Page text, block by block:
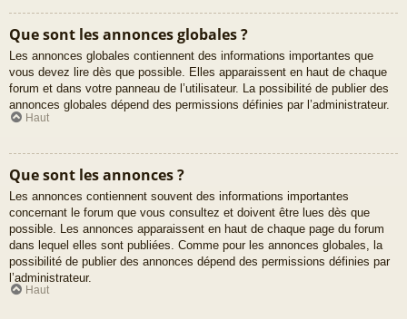
Que sont les annonces globales ?
Les annonces globales contiennent des informations importantes que
vous devez lire dès que possible. Elles apparaissent en haut de chaque
forum et dans votre panneau de l’utilisateur. La possibilité de publier des
annonces globales dépend des permissions définies par l’administrateur.
Haut
Que sont les annonces ?
Les annonces contiennent souvent des informations importantes
concernant le forum que vous consultez et doivent être lues dès que
possible. Les annonces apparaissent en haut de chaque page du forum
dans lequel elles sont publiées. Comme pour les annonces globales, la
possibilité de publier des annonces dépend des permissions définies par
l’administrateur.
Haut